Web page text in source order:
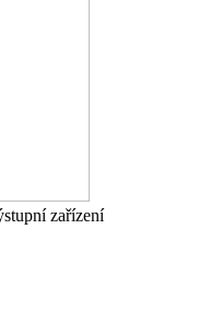
zařízení